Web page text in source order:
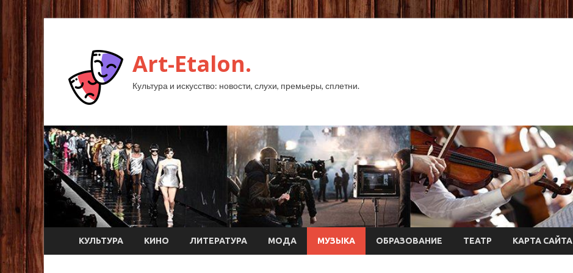
Art-Etalon.
Культура и искусство: новости, слухи, премьеры, сплетни.
КУЛЬТУРА КИНО ЛИТЕРАТУРА МОДА МУЗЫКА ОБРАЗОВАНИЕ ТЕАТР КАРТА САЙТА